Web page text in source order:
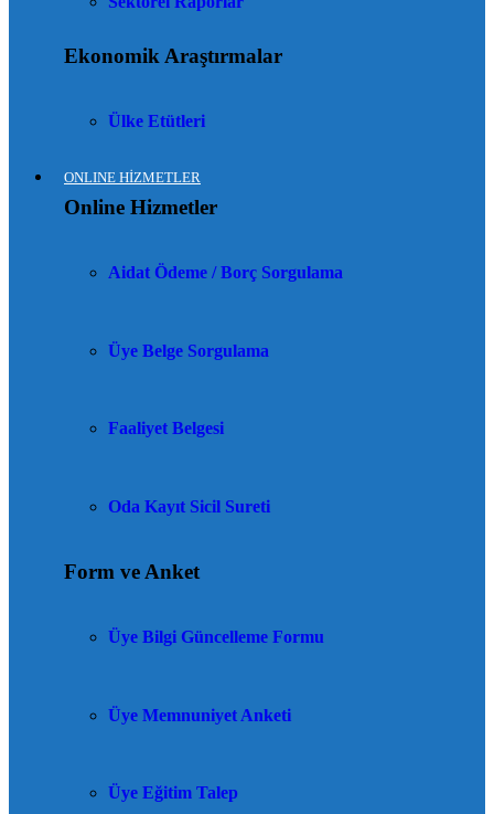
Ekonomik Araştırmalar
Ülke Etütleri
ONLINE HİZMETLER
Online Hizmetler
Aidat Ödeme / Borç Sorgulama
Üye Belge Sorgulama
Faaliyet Belgesi
Oda Kayıt Sicil Sureti
Form ve Anket
Üye Bilgi Güncelleme Formu
Üye Memnuniyet Anketi
Üye Eğitim Talep